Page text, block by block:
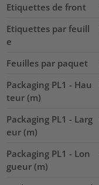
Etiquettes de front
Etiquettes par feuill
e
Feuilles par paquet
Packaging PL1 - Hau
teur (m)
Packaging PL1 - Larg
eur (m)
Packaging PL1 - Lon
gueur (m)